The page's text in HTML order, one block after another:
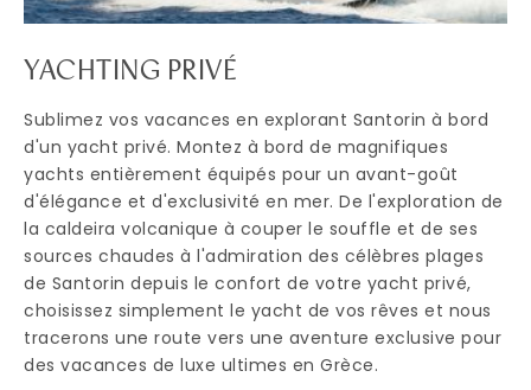
YACHTING PRIVÉ
Sublimez vos vacances en explorant Santorin à bord
d'un yacht privé. Montez à bord de magnifiques
yachts entièrement équipés pour un avant-goût
d'élégance et d'exclusivité en mer. De l'exploration de
la caldeira volcanique à couper le souffle et de ses
sources chaudes à l'admiration des célèbres plages
de Santorin depuis le confort de votre yacht privé,
choisissez simplement le yacht de vos rêves et nous
tracerons une route vers une aventure exclusive pour
des vacances de luxe ultimes en Grèce.